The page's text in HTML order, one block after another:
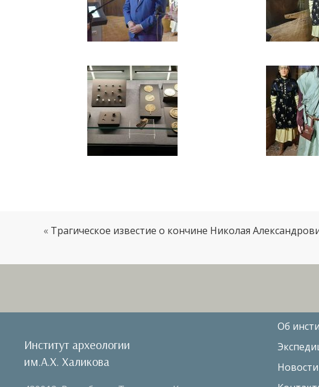
« Трагическое известие о кончине Николая
Институт археологии
им.А.Х. Халикова
Об
Новости